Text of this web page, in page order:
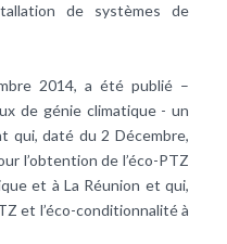
de systèmes de
2014, a été publié –
de génie climatique- un
qui, daté du 2 Décembre,
l’obtention de l’éco-PTZ
et à La Réunion et qui,
et l’éco-conditionnalité à